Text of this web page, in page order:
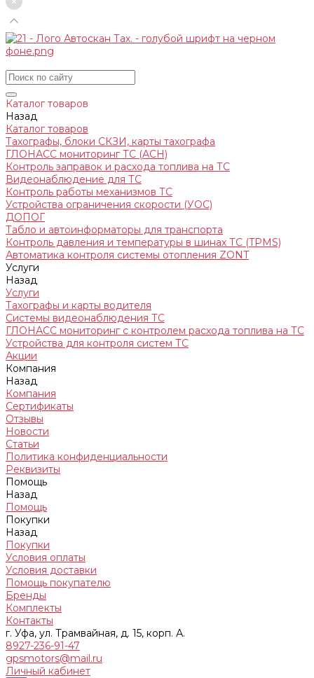
Каталог товаров
Назад
Каталог товаров
Тахографы, блоки СКЗИ, карты тахографа
ГЛОНАСС мониторинг ТС (АСН)
Контроль заправок и расхода топлива на ТС
Видеонаблюдение для ТС
Контроль работы механизмов ТС
Устройства ограничения скорости (УОС)
ДОПОГ
Табло и автоинформаторы для транспорта
Контроль давления и температуры в шинах ТС (TPMS)
Автоматика контроля системы отопления ZONT
Услуги
Назад
Услуги
Тахографы и карты водителя
Системы видеонаблюдения ТС
ГЛОНАСС мониторинг c контролем расхода топлива на ТС
Устройства для контроля систем ТС
Акции
Компания
Назад
Компания
Сертификаты
Отзывы
Новости
Статьи
Политика конфиденциальности
Реквизиты
Помощь
Назад
Помощь
Покупки
Назад
Покупки
Условия оплаты
Условия доставки
Помощь покупателю
Бренды
Комплекты
Контакты
г. Уфа, ул. Трамвайная, д. 15, корп. А.
8927-236-91-47
gpsmotors@mail.ru
Личный кабинет